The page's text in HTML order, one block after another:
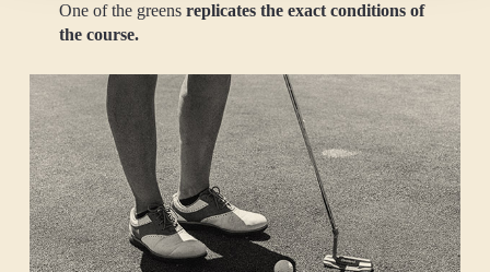
One of the greens replicates the exact conditions of
the course.